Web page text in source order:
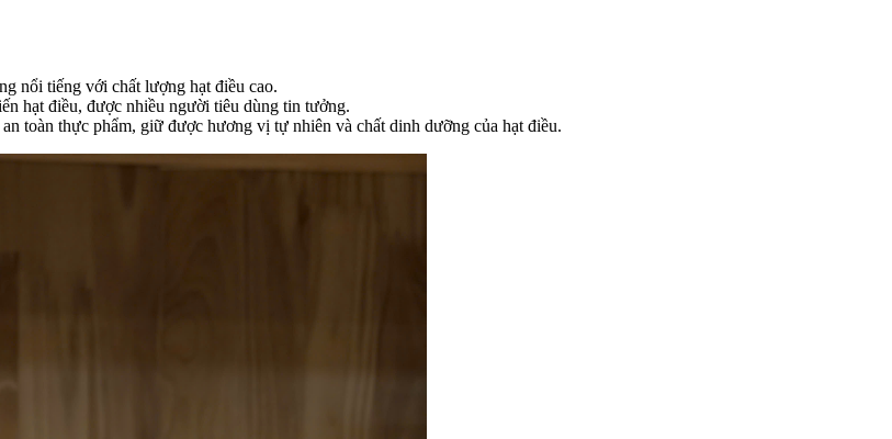
nổi tiếng với chất lượng hạt điều cao.
hạt điều, được nhiều người tiêu dùng tin tưởng.
toàn thực phẩm, giữ được hương vị tự nhiên và chất dinh dưỡng của hạt điều.